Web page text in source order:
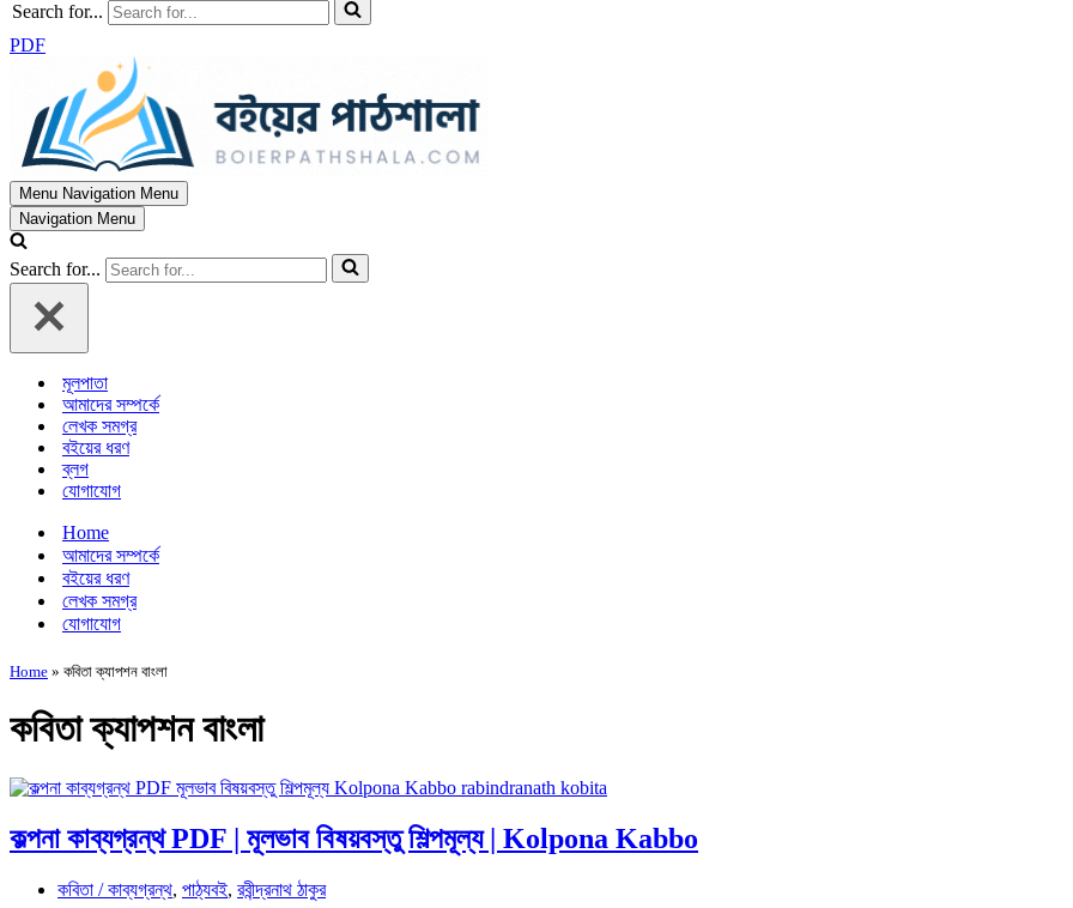
Search for...
PDF
Menu Navigation Menu
Navigation Menu
Search for...
মূলপাতা
আমাদের সম্পর্কে
লেখক সমগ্র
বইয়ের ধরণ
ব্লগ
যোগাযোগ
Home
আমাদের সম্পর্কে
বইয়ের ধরণ
লেখক সমগ্র
যোগাযোগ
Home » কবিতা ক্যাপশন বাংলা
কবিতা ক্যাপশন বাংলা
কল্পনা কাব্যগ্রন্থ PDF | মূলভাব বিষয়বস্তু শিল্পমূল্য | Kolpona Kabbo
কবিতা / কাব্যগ্রন্থ, পাঠ্যবই, রবীন্দ্রনাথ ঠাকুর